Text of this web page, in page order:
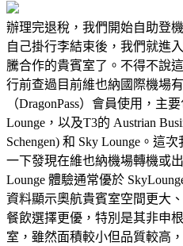
辦理完退稅，我們開始自助登
自己掛行李結束後，我們就進
騰合作的貴賓室了。不得不說
行前查過目前維也納國際機場
（DragonPass）會員使用，主
Lounge，以及T3的 Austrian
Schengen) 和 Sky Lounge。這
一下發現在維也納機場轉機或
Lounge 體驗通常優於
資料顯示奧航貴賓室空間更大
餐飲選擇更優，特別是其非申
室，雖然面積較小但品質較高